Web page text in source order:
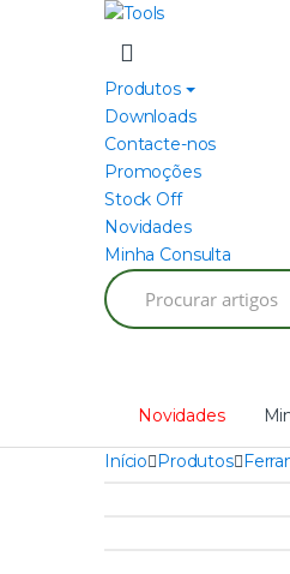
Produtos
Downloads
Contacte-nos
Promoções
Stock Off
Novidades
Minha Consulta
Search
for:
Novidades
Início Produtos